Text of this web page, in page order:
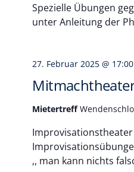
Spezielle Übungen
unter Anleitung der
27. Februar 2025 @ 17:00
Mietertreff
Improvisationstheater
,, man kann nichts